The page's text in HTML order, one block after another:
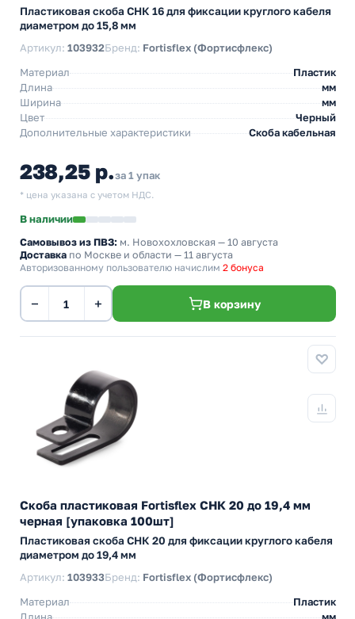
Пластиковая скоба СНК 16 для фиксации круглого кабеля
диаметром до 15,8 мм
Артикул: 103932Бренд: Fortisflex (Фортисфлекс)
Материал
Пластик
Длина
мм
Ширина
мм
Цвет
Черный
Дополнительные характеристики
Скоба кабельная
238,25 р.за 1 упак
* цена указана с учетом НДС.
В наличии
Самовывоз из ПВЗ: м. Новохохловская — 10 августа
Доставка по Москве и области — 11 августа
Авторизованному пользователю начислим 2 бонуса
− + В корзину
Скоба пластиковая Fortisflex СНК 20 до 19,4 мм
черная [упаковка 100шт]
Пластиковая скоба СНК 20 для фиксации круглого кабеля
диаметром до 19,4 мм
Артикул: 103933Бренд: Fortisflex (Фортисфлекс)
Материал
Пластик